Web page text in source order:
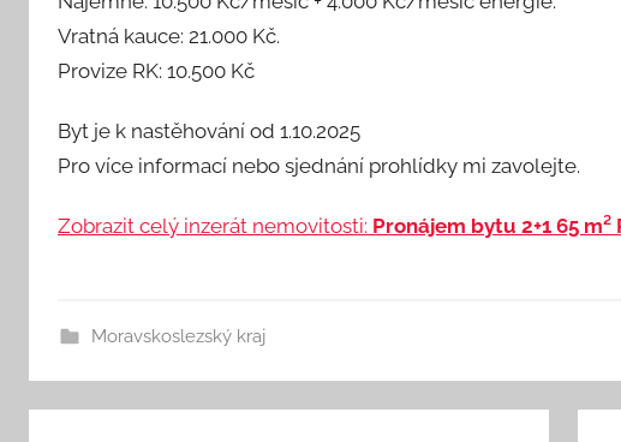
Vratná kauce: 21.000 Kč.
Provize RK: 10.500 Kč
Byt je k nastěhování od 1.10.2025
Pro více informací nebo sjednání prohlídky mi zavolejte.
Zobrazit celý inzerát nemovitosti: Pronájem bytu 2+1 65
Moravskoslezský kraj